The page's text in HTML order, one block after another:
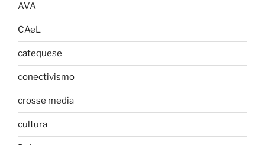
AVA
CAeL
catequese
conectivismo
crosse media
cultura